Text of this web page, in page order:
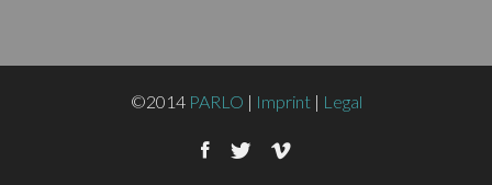
©2014 PARLO | Imprint| Legal